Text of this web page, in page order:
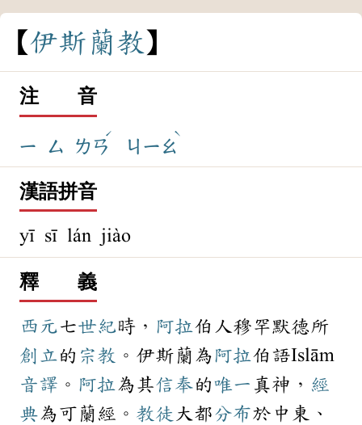
伊斯 蘭教
注 音
ㄧ ㄙ ㄌㄢ
ˊ
ㄐㄧㄠ
ˋ
漢語拼音
yī sī lán jiào
釋 義
西元七世紀時， 阿拉伯人穆罕默德所
創立的 宗教 。伊斯蘭為阿拉伯語Islām
音譯 。 阿拉為其信奉的唯一 真神， 經
典為可蘭經。 教徒 大都分布於中東、